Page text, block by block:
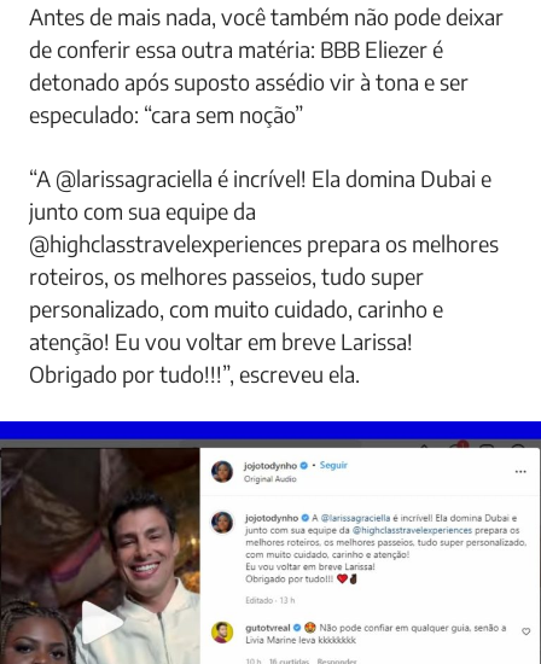
Antes de mais nada, você também não pode deixar
de conferir essa outra matéria: BBB Eliezer é
detonado após suposto assédio vir à tona e ser
especulado: “cara sem noção”
“A @larissagraciella é incrível! Ela domina Dubai e
junto com sua equipe da
@highclasstravelexperiences prepara os melhores
roteiros, os melhores passeios, tudo super
personalizado, com muito cuidado, carinho e
atenção! Eu vou voltar em breve Larissa!
Obrigado por tudo!!!”, escreveu ela.